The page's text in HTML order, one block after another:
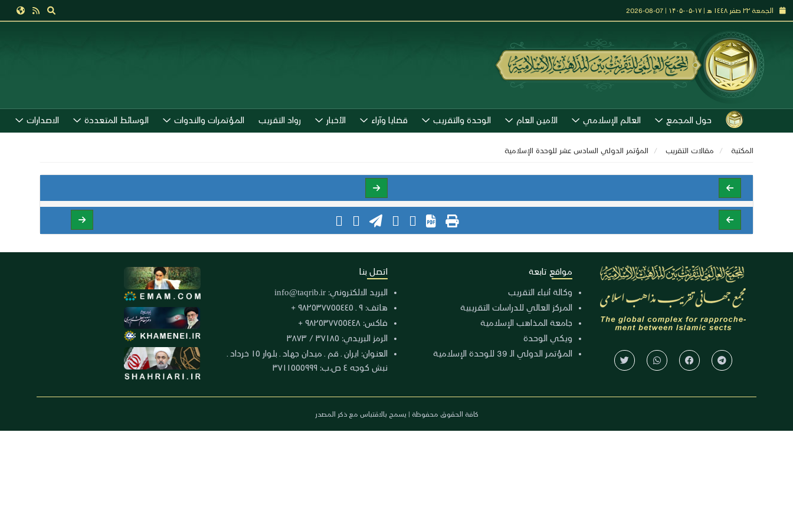
الجمعة ٢٢ صفر ١٤٤٨ هـ | ۱۷-۰۵-۱۴۰۵ | 07-08-2026
حول المجمع العالم الإسلامي الأمين العام الوحدة والتقريب قضايا وآراء الأخبار رواد التقريب المؤتمرات والندوات الوسائط المتعددة الاصدارات
المكتبة مقالات التقريب المؤتمر الدولي السادس عشر للوحدة الإسلامية
مواقع تابعة
وكالة أنباء التقريب
المركز العالي للدراسات التقريبية
جامعة المذاهب الإسلامية
ويكي الوحدة
المؤتمر الدولي الـ 39 للوحدة الإسلامية
اتصل بنا
البريد الالكتروني: info@taqrib.ir
هاتف: ٩ ـ ٩٨٢٥٣٧٧٥٥٤٤٥ +
فاكس: ٩٨٢٥٣٧٧٥٥٤٤٨ +
الرمز البريدي: ٣٧١٨٥ / ٣٨٧٣
العنوان: ايران ـ قم ـ ميدان جهاد ـ بلوار ١٥ خرداد ـ
نبش كوجه ٤ ص.ب: ٣٧١١٥٥٥٩٩٩
كافة الحقوق محفوظة | يسمح بالاقتباس مع ذكر المصدر